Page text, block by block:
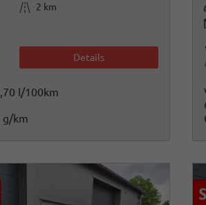
Kilometerstand 2 km
Details
l/100km
g/km